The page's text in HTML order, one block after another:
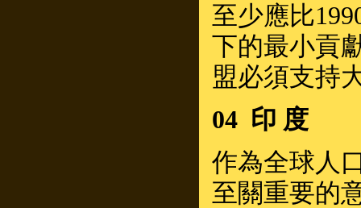
至少應比
下的最小貢
盟必須支持
04 印 度
作為全球人
至關重要的